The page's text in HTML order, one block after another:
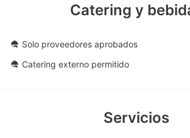
Casa Gans se encuentra en una ubicación
excelentes conexiones de transporte y
compromiso con la calidad y la
colaboración con proveedores de primer
Catering y
Solo proveedores aprobados
Catering externo permitido
Servicios